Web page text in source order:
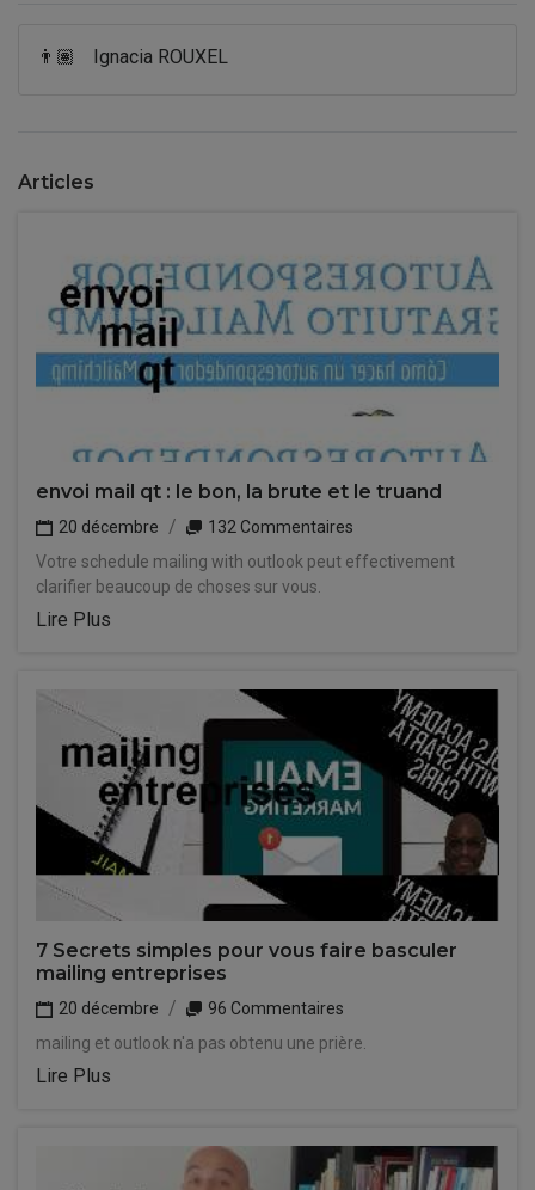
👨🏽 Ignacia ROUXEL
Articles
envoi mail qt : le bon, la brute et le truand
20 décembre
132 Commentaires
Votre schedule mailing with outlook peut effectivement
clarifier beaucoup de choses sur vous.
Lire Plus
7 Secrets simples pour vous faire basculer
mailing entreprises
20 décembre
96 Commentaires
mailing et outlook n'a pas obtenu une prière.
Lire Plus